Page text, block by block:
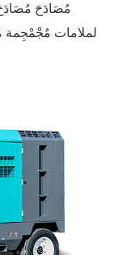
مُصَادَحَ